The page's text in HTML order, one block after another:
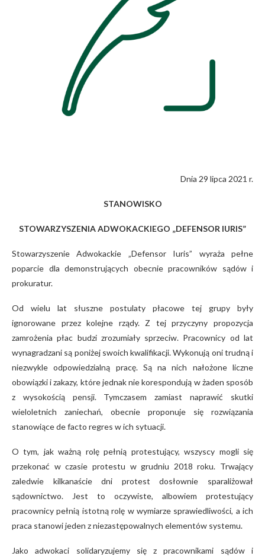
Dnia 29 lipca 2021 r.
STANOWISKO
STOWARZYSZENIA ADWOKACKIEGO „DEFENSOR IURIS”
Stowarzyszenie Adwokackie „Defensor Iuris” wyraża pełne
poparcie dla demonstrujących obecnie pracowników sądów i
prokuratur.
Od wielu lat słuszne postulaty płacowe tej grupy były
ignorowane przez kolejne rządy. Z tej przyczyny propozycja
zamrożenia płac budzi zrozumiały sprzeciw. Pracownicy od lat
wynagradzani są poniżej swoich kwalifikacji. Wykonują oni trudną i
niezwykle odpowiedzialną pracę. Są na nich nałożone liczne
obowiązki i zakazy, które jednak nie korespondują w żaden sposób
z wysokością pensji. Tymczasem zamiast naprawić skutki
wieloletnich zaniechań, obecnie proponuje się rozwiązania
stanowiące de facto regres w ich sytuacji.
O tym, jak ważną rolę pełnią protestujący, wszyscy mogli się
przekonać w czasie protestu w grudniu 2018 roku. Trwający
zaledwie kilkanaście dni protest dosłownie sparaliżował
sądownictwo. Jest to oczywiste, albowiem protestujący
pracownicy pełnią istotną rolę w wymiarze sprawiedliwości, a ich
praca stanowi jeden z niezastępowalnych elementów systemu.
Jako adwokaci solidaryzujemy się z pracownikami sądów i